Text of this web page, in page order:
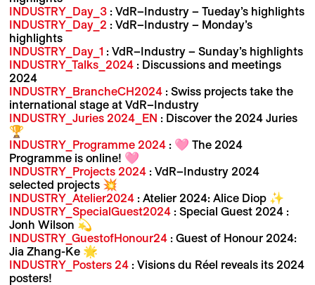
INDUSTRY_Day_3: VdR–Industry – Tueday’s highlights
INDUSTRY_Day_2 : VdR–Industry – Monday’s
highlights
INDUSTRY_Day_1 : VdR–Industry – Sunday’s highlights
INDUSTRY_Talks_2024: Discussions and meetings
2024
INDUSTRY_BrancheCH2024: Swiss projects take the
international stage at VdR–Industry
INDUSTRY_Juries 2024_EN : Discover the 2024 Juries
🏆
INDUSTRY_Programme 2024: 🩷 The 2024
Programme is online! 🩷
INDUSTRY_Projects 2024: VdR–Industry 2024
selected projects 💥
INDUSTRY_Atelier2024: Atelier 2024: Alice Diop ✨
INDUSTRY_SpecialGuest2024: Special Guest 2024 :
Jonh Wilson 💫
INDUSTRY_GuestofHonour24: Guest of Honour 2024:
Jia Zhang-Ke 🌟
INDUSTRY_Posters 24: Visions du Réel reveals its 2024
posters!